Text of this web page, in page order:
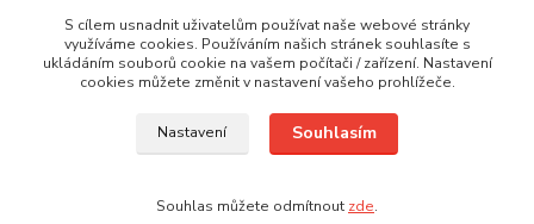
VSTUPTE Koni tlumiče
by 2Racing.cz 2012-2026
S cílem usnadnit uživatelům používat naše webové stránky
využíváme cookies. Používáním našich stránek souhlasíte s
ukládáním souborů cookie na vašem počítači / zařízení. Nastavení
cookies můžete změnit v nastavení vašeho prohlížeče.
Nastavení Souhlasím
Souhlas můžete odmítnout zde.